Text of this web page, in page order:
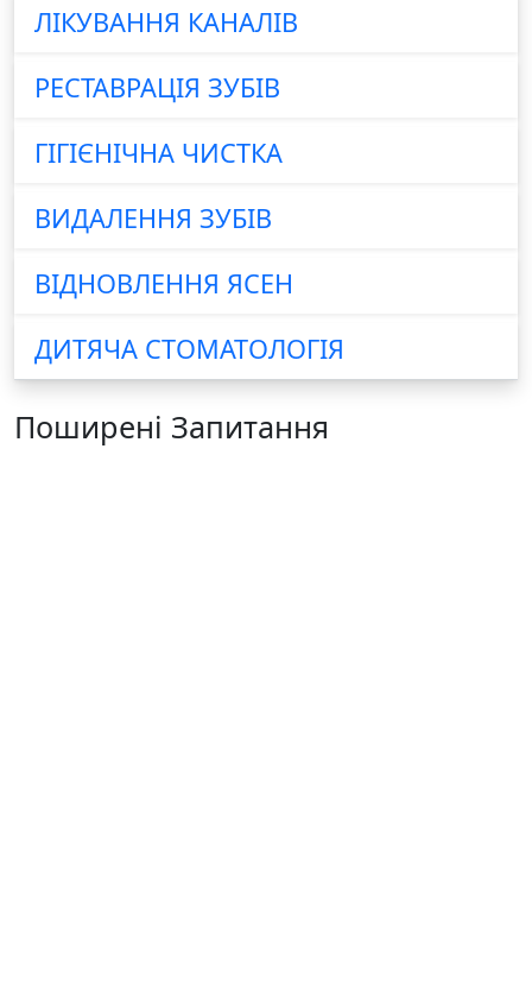
ЛІКУВАННЯ КАНАЛІВ
РЕСТАВРАЦІЯ ЗУБІВ
ГІГІЄНІЧНА ЧИСТКА
ВИДАЛЕННЯ ЗУБІВ
ВІДНОВЛЕННЯ ЯСЕН
ДИТЯЧА СТОМАТОЛОГІЯ
Поширені Запитання